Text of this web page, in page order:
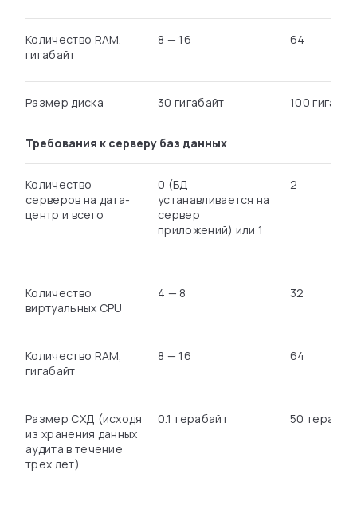
Количество RAM,
гигабайт
8 — 16 64
Размер диска 30 гигабайт 100
Требования к серверу баз данных
Количество
серверов на дата-
центр и всего
0 (БД
устанавливается на
сервер
приложений) или 1
2
Количество
виртуальных CPU
4 — 8 32
Количество RAM,
гигабайт
8 — 16 64
Размер СХД (исходя
из хранения данных
аудита в течение
трех лет)
0.1 терабайт 50